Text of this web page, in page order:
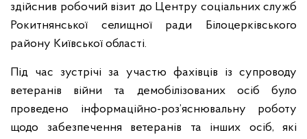
здійснив робочий візит до Центру соціальних служб
Рокитнянської селищної ради Білоцерківського
району Київської області.
Під час зустрічі за участю фахівців із супроводу
ветеранів війни та демобілізованих осіб було
проведено інформаційно-роз’яснювальну роботу
щодо забезпечення ветеранів та інших осіб, які